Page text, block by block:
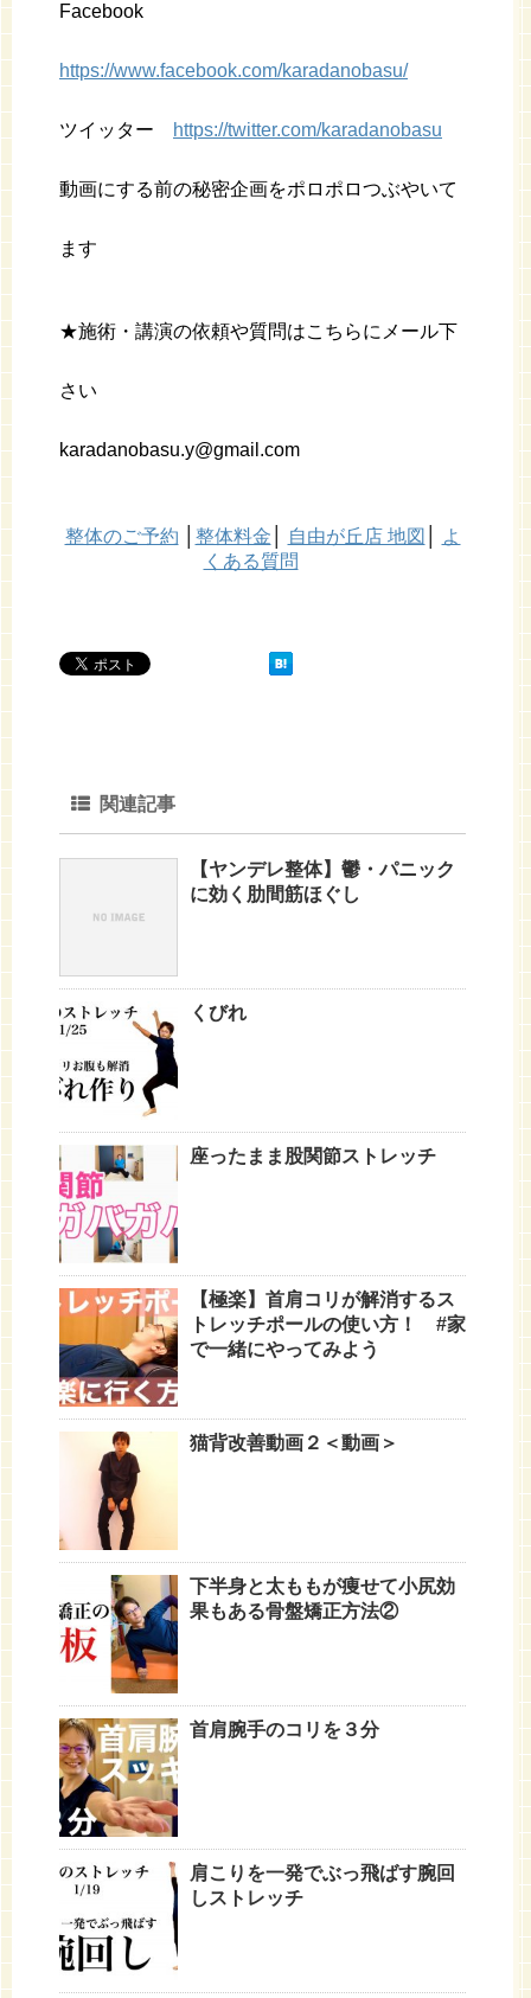
Facebook
https://www.facebook.com/karadanobasu/
ツイッター https://twitter.com/karadanobasu
動画にする前の秘密企画をポロポロつぶやいて
ます
★施術・講演の依頼や質問はこちらにメール下
さい
karadanobasu.y@gmail.com
整体のご予約 整体料金 自由が丘店 地図
よ
くある質問
関連記事
【ヤンデレ整体】鬱・パニック
に効く肋間筋ほぐし
くびれ
座ったまま股関節ストレッチ
【極楽】首肩コリが解消するス
トレッチポールの使い方！ #家
で一緒にやってみよう
猫背改善動画２＜動画＞
下半身と太ももが痩せて小尻効
果もある骨盤矯正方法②
首肩腕手のコリを３分
肩こりを一発でぶっ飛ばす腕回
しストレッチ